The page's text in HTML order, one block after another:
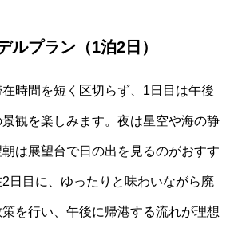
ルプラン（1泊2日）
時間を短く区切らず、1日目は午後
観を楽しみます。夜は星空や海の静
は展望台で日の出を見るのがおすす
日目に、ゆったりと味わいながら廃
を行い、午後に帰港する流れが理想